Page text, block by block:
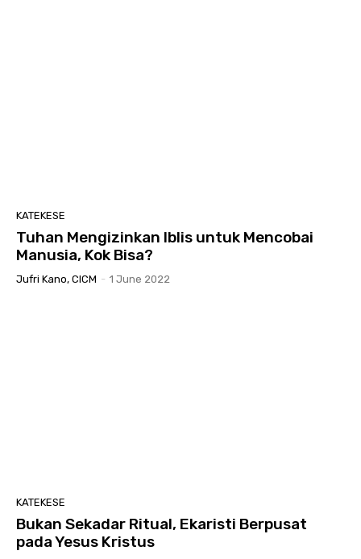
KATEKESE
Tuhan Mengizinkan Iblis untuk Mencobai
Manusia, Kok Bisa?
Jufri Kano, CICM - 1 June 2022
KATEKESE
Bukan Sekadar Ritual, Ekaristi Berpusat
pada Yesus Kristus